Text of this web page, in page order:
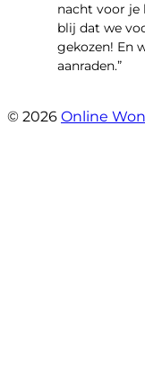
nacht voor je
blij dat we
gekozen! En
aanraden.”
© 2026 Online